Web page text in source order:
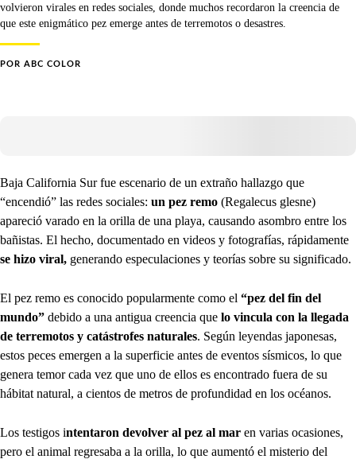
volvieron virales en redes sociales, donde muchos recordaron la creencia de
que este enigmático pez emerge antes de terremotos o desastres.
POR ABC COLOR
Baja California Sur fue escenario de un extraño hallazgo que
“encendió” las redes sociales: un pez remo (Regalecus glesne)
apareció varado en la orilla de una playa, causando asombro entre los
bañistas. El hecho, documentado en videos y fotografías, rápidamente
se hizo viral, generando especulaciones y teorías sobre su significado.
El pez remo es conocido popularmente como el “pez del fin del
mundo” debido a una antigua creencia que lo vincula con la llegada
de terremotos y catástrofes naturales. Según leyendas japonesas,
estos peces emergen a la superficie antes de eventos sísmicos, lo que
genera temor cada vez que uno de ellos es encontrado fuera de su
hábitat natural, a cientos de metros de profundidad en los océanos.
Los testigos intentaron devolver al pez al mar en varias ocasiones,
pero el animal regresaba a la orilla, lo que aumentó el misterio del